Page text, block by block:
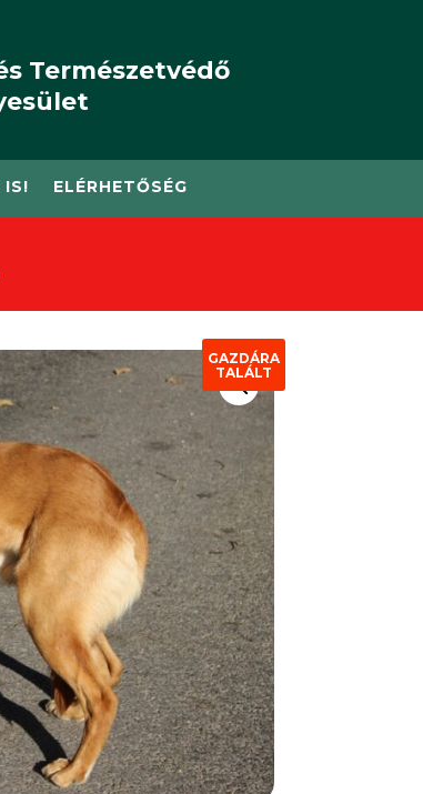
Természetvédő
IS! ELÉRHETŐSÉG
GAZDÁRA
TALÁLT